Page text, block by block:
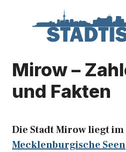
Mirow –
und Fakten
Die Stadt Mirow liegt im
Mecklenburgische